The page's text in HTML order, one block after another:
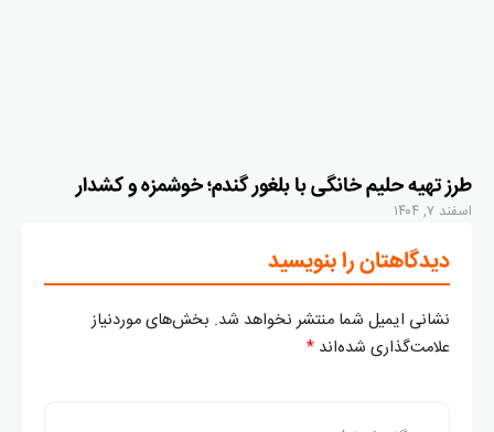
طرز تهیه حلیم خانگی با بلغور گندم؛ خوشمزه و کشدار
اسفند ۷, ۱۴۰۴
دیدگاهتان را بنویسید
نشانی ایمیل شما منتشر نخواهد شد. بخش‌های موردنیاز
علامت‌گذاری شده‌اند *